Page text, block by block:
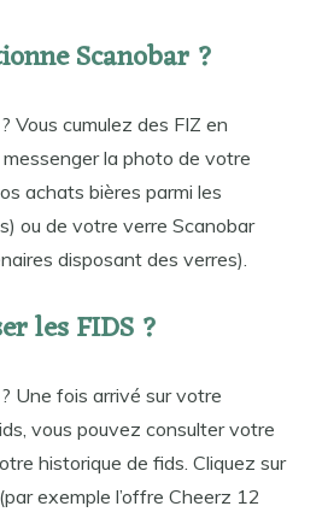
Scanobar ?
Vous cumulez des FIZ en
la photo de votre
achats bières parmi les
ou de votre verre Scanobar
disposant des verres).
les FIDS ?
Une fois arrivé sur votre
vous pouvez consulter votre
historique de fids. Cliquez sur
exemple l’offre Cheerz 12